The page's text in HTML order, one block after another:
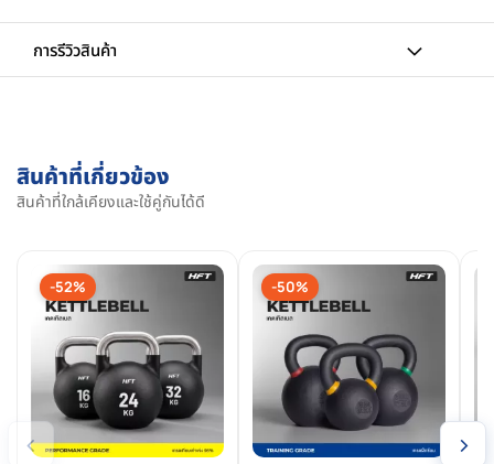
การรีวิวสินค้า
สินค้าที่เกี่ยวข้อง
สินค้าที่ใกล้เคียงและใช้คู่กันได้ดี
‹
-52% -50%
›